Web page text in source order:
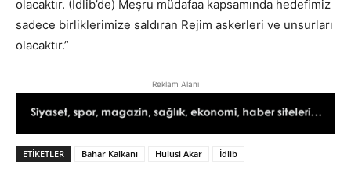
olacaktır. (İdlib’de) Meşru müdafaa kapsamında hedefimiz
sadece birliklerimize saldıran Rejim askerleri ve unsurları
olacaktır.”
Reklam Alanı
ETIKETLER Bahar Kalkanı Hulusi Akar İdlib